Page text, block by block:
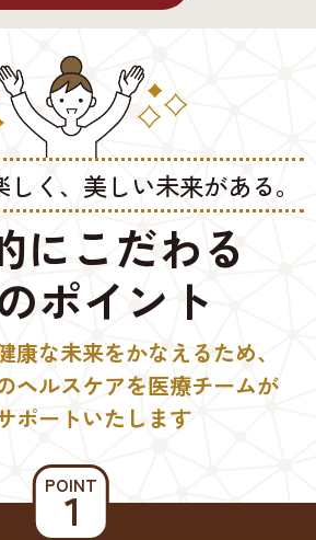
く、美しい未来がある。
にこだわる
ポイント
康な未来をかなえるため、
ヘルスケアを医療チームが
ポートいたします
POINT
１